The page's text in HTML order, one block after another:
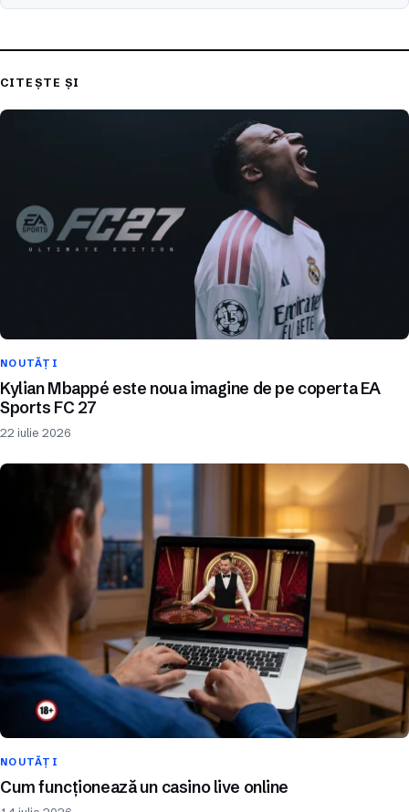
CITEȘTE ȘI
NOUTĂȚI
Kylian Mbappé este noua imagine de pe coperta EA
Sports FC 27
22 iulie 2026
NOUTĂȚI
Cum funcționează un casino live online